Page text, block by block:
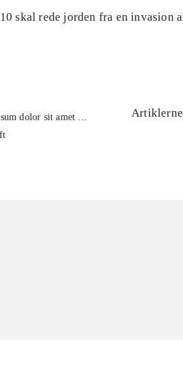
skal rede jorden fra en invasion
dolor sit amet ...